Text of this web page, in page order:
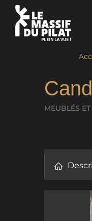
MEUBLÉS